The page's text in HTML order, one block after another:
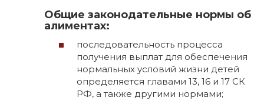
Общие законодательные нормы об
алиментах:
последовательность процесса
получения выплат для обеспечения
нормальных условий жизни детей
определяется главами 13, 16 и 17 СК
РФ, а также другими нормами;